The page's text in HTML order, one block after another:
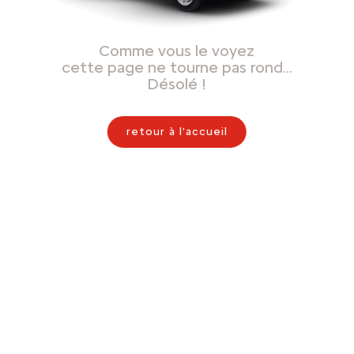
Comme vous le voyez
cette page ne tourne pas rond…
Désolé !
retour à l'accueil